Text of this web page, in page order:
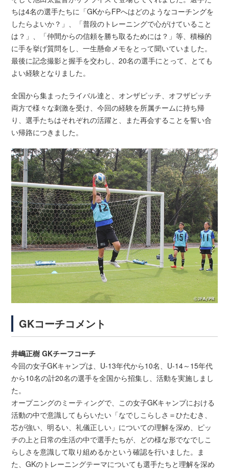
ちは4名の選手たちに「GKからFPへはどのようなコーチングを
したらよいか？」、「普段のトレーニングで心がけていること
は？」、「仲間からの信頼を勝ち取るためには？」等、積極的
に手を挙げ質問をし、一生懸命メモをとって聞いていました。
最後に記念撮影と握手を交わし、20名の選手にとって、とても
よい経験となりました。
全国から集まったライバル達と、オンザピッチ、オフザピッチ
両方で様々な刺激を受け、今回の経験を所属チームに持ち帰
り、選手たちはそれぞれの活躍と、また再会することを誓い合
い帰路につきました。
GKコーチコメント
井嶋正樹 GKチーフコーチ
今回の女子GKキャンプは、U-13年代から10名、U-14～15年代
から10名の計20名の選手を全国から招集し、活動を実施しまし
た。
オープニングのミーティングで、この女子GKキャンプにおける
活動の中で意識してもらいたい「なでしこらしさ＝ひたむき、
芯が強い、明るい、礼儀正しい」についての理解を深め、ピッ
チの上と日常の生活の中で選手たちが、どの様な形でなでしこ
らしさを意識して取り組めるかという確認を行いました。ま
た、GKのトレーニングテーマについても選手たちと理解を深め